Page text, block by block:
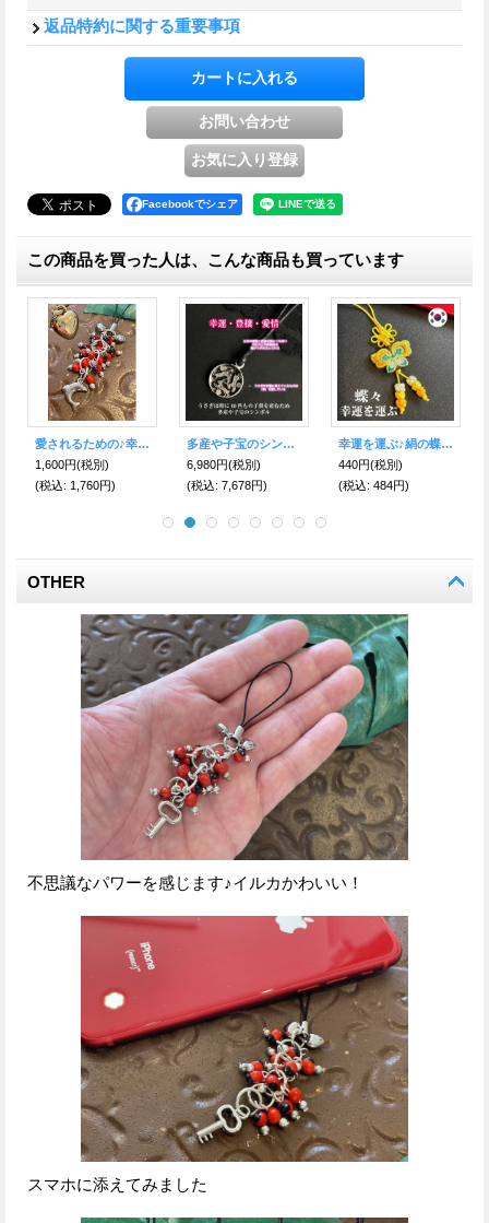
返品特約に関する重要事項
Facebookでシェア
この商品を買った人は、こんな商品も買っています
幸運のＷワイルーロ☆インカビーズ付き Ｂ
1,300円(税別)
(税込: 1,430円)
金銀★幸運の象☆大きめワイルーロ ストラップ！！
1,500円(税別)
(税込: 1,650円)
幸運を運ぶ♪絹の蝶ストラップ桃色
440円(税別)
(税込: 484円)
OTHER
不思議なパワーを感じます♪イルカかわいい！
スマホに添えてみました